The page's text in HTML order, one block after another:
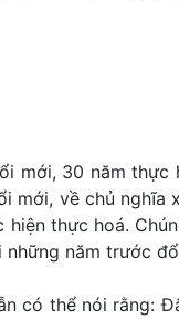
mới, 30 năm
mới, về chủ
thực hoá.
những năm trước
có thể nói rằng: